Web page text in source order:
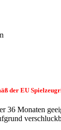
der EU
36 Monaten